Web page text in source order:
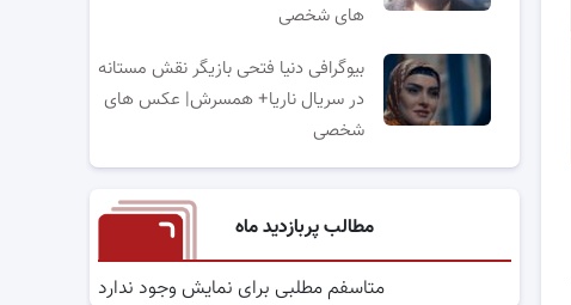
های شخصی
بیوگرافی دنیا فتحی بازیگر نقش مستانه
در سریال ناریا+ همسرش| عکس های
شخصی
مطالب پربازدید ماه
متاسفم مطلبی برای نمایش وجود ندارد